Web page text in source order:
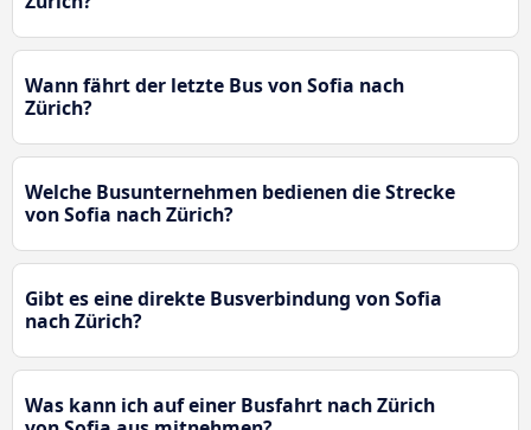
Wann fährt der letzte Bus von Sofia nach
Zürich?
Welche Busunternehmen bedienen die Strecke
von Sofia nach Zürich?
Gibt es eine direkte Busverbindung von Sofia
nach Zürich?
Was kann ich auf einer Busfahrt nach Zürich